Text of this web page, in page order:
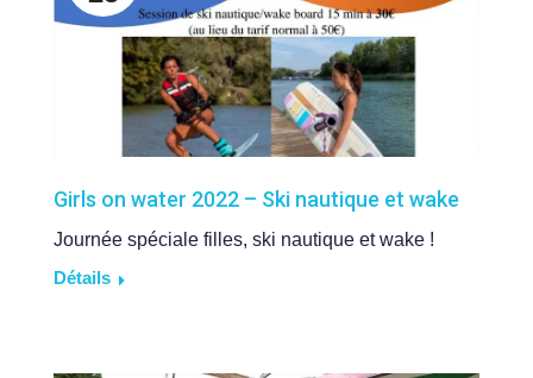
Girls on water 2022 – Ski nautique et wake
Journée spéciale filles, ski nautique et wake !
Détails